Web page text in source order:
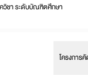
ชา ระดับบัณฑิตศึกษา
โครงการ